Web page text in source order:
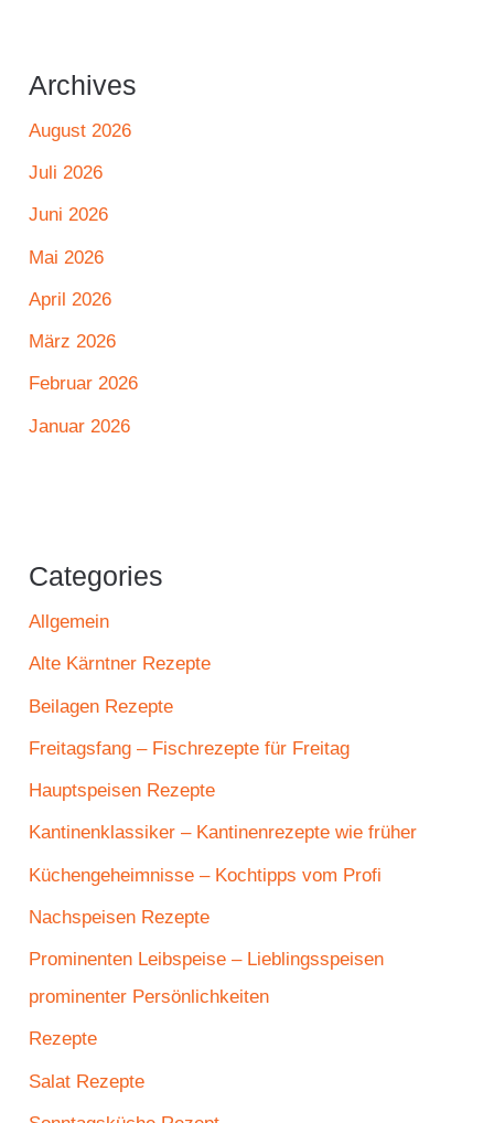
Archives
August 2026
Juli 2026
Juni 2026
Mai 2026
April 2026
März 2026
Februar 2026
Januar 2026
Categories
Allgemein
Alte Kärntner Rezepte
Beilagen Rezepte
Freitagsfang – Fischrezepte für Freitag
Hauptspeisen Rezepte
Kantinenklassiker – Kantinenrezepte wie früher
Küchengeheimnisse – Kochtipps vom Profi
Nachspeisen Rezepte
Prominenten Leibspeise – Lieblingsspeisen
prominenter Persönlichkeiten
Rezepte
Salat Rezepte